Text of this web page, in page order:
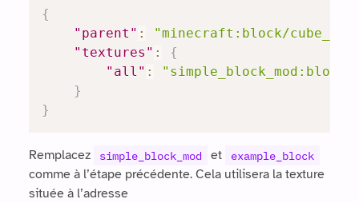
{
"parent" :
"minecraft:block/
"textures" :
{
"all" :
"simple_block_mod:block/
}
}
Remplacez simple_block_mod et example_block
comme à l’étape précédente. Cela utilisera la texture
située à l’adresse